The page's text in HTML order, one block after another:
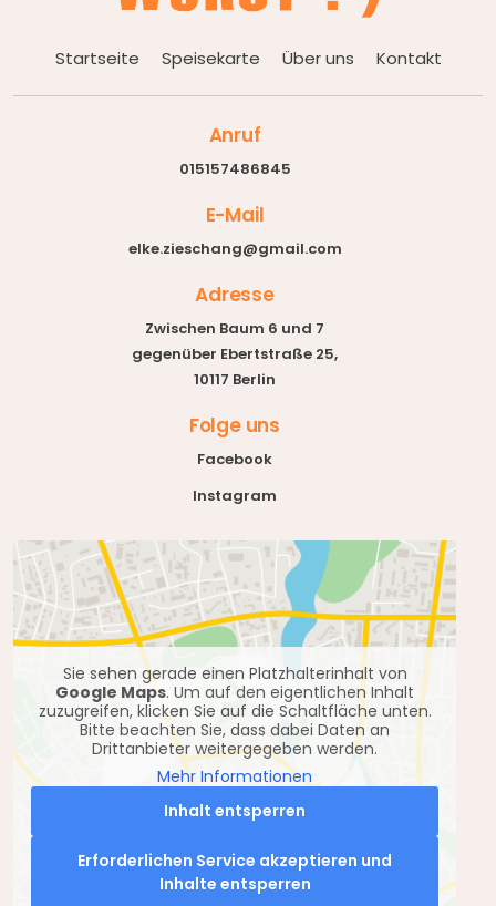
Startseite Speisekarte Über uns Kontakt
Anruf
015157486845
E-Mail
elke.zieschang@gmail.com
Adresse
Zwischen Baum 6 und 7
gegenüber Ebertstraße 25,
10117 Berlin
Folge uns
Facebook
Instagram
Sie sehen gerade einen Platzhalterinhalt von
Google Maps. Um auf den eigentlichen Inhalt
zuzugreifen, klicken Sie auf die Schaltfläche unten.
Bitte beachten Sie, dass dabei Daten an
Drittanbieter weitergegeben werden.
Mehr Informationen
Inhalt entsperren
Erforderlichen Service akzeptieren und
Inhalte entsperren